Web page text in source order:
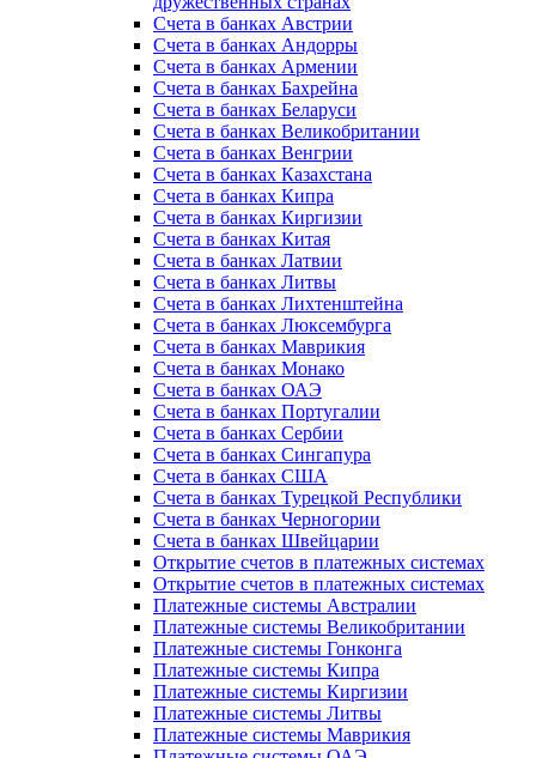
Счета в банках Австрии
Счета в банках Андорры
Счета в банках Армении
Счета в банках Бахрейна
Счета в банках Беларуси
Счета в банках Великобритании
Счета в банках Венгрии
Счета в банках Казахстана
Счета в банках Кипра
Счета в банках Киргизии
Счета в банках Китая
Счета в банках Латвии
Счета в банках Литвы
Счета в банках Лихтенштейна
Счета в банках Люксембурга
Счета в банках Маврикия
Счета в банках Монако
Счета в банках ОАЭ
Счета в банках Португалии
Счета в банках Сербии
Счета в банках Сингапура
Счета в банках США
Счета в банках Турецкой Республики
Счета в банках Черногории
Счета в банках Швейцарии
Открытие счетов в платежных системах
Открытие счетов в платежных системах
Платежные системы Австралии
Платежные системы Великобритании
Платежные системы Гонконга
Платежные системы Кипра
Платежные системы Киргизии
Платежные системы Литвы
Платежные системы Маврикия